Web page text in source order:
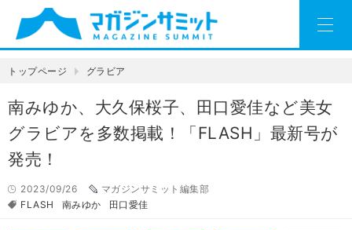
トップページ グラビア
南みゆか、大久保桜子、田口愛佳など美女
グラビアを多数掲載！「FLASH」最新号が
発売！
2023/09/26
マガジンサミット編集部
FLASH
南みゆか 田口愛佳